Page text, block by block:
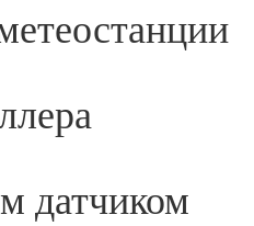
датчиком